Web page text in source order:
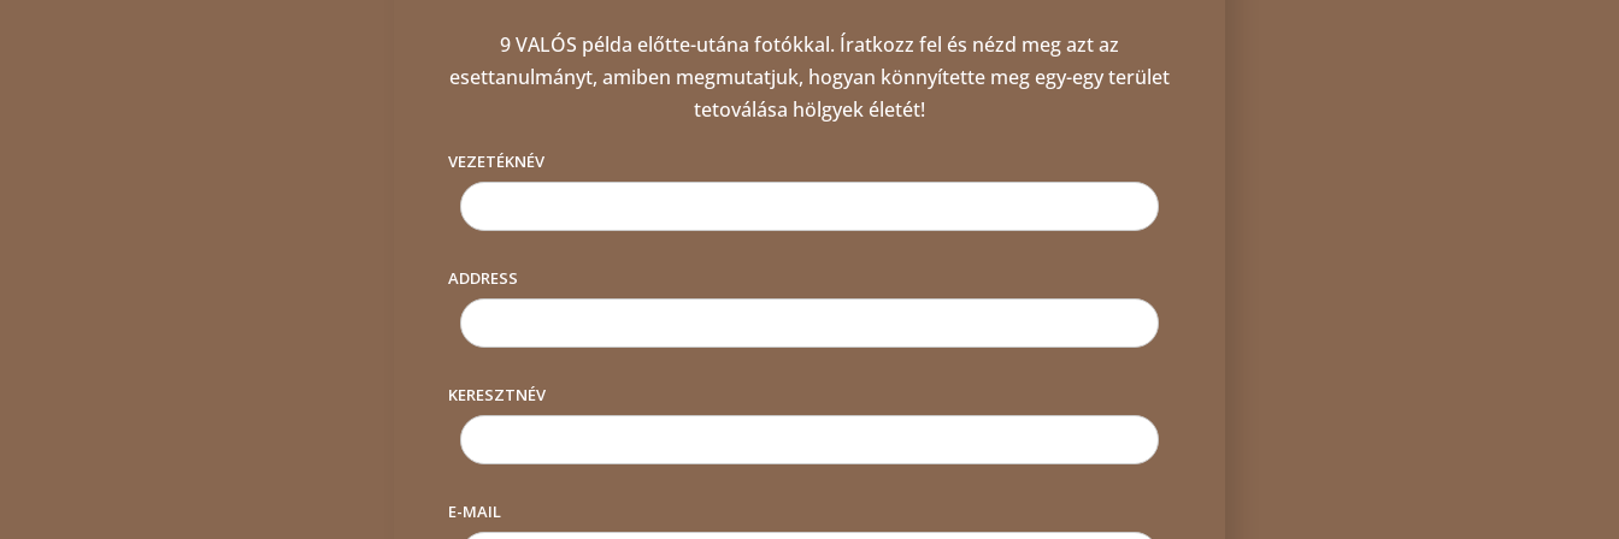
9 VALÓS példa előtte-utána fotókkal. Íratkozz fel és nézd meg azt az
esettanulmányt, amiben megmutatjuk, hogyan könnyítette meg egy-egy terület
tetoválása hölgyek életét!
VEZETÉKNÉV
ADDRESS
KERESZTNÉV
E-MAIL